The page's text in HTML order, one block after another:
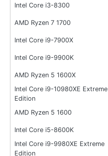
Intel Core i3-8300
AMD Ryzen 7 1700
Intel Core i9-7900X
Intel Core i9-9900K
AMD Ryzen 5 1600X
Intel Core i9-10980XE Extreme
Edition
AMD Ryzen 5 1600
Intel Core i5-8600K
Intel Core i9-9980XE Extreme
Edition